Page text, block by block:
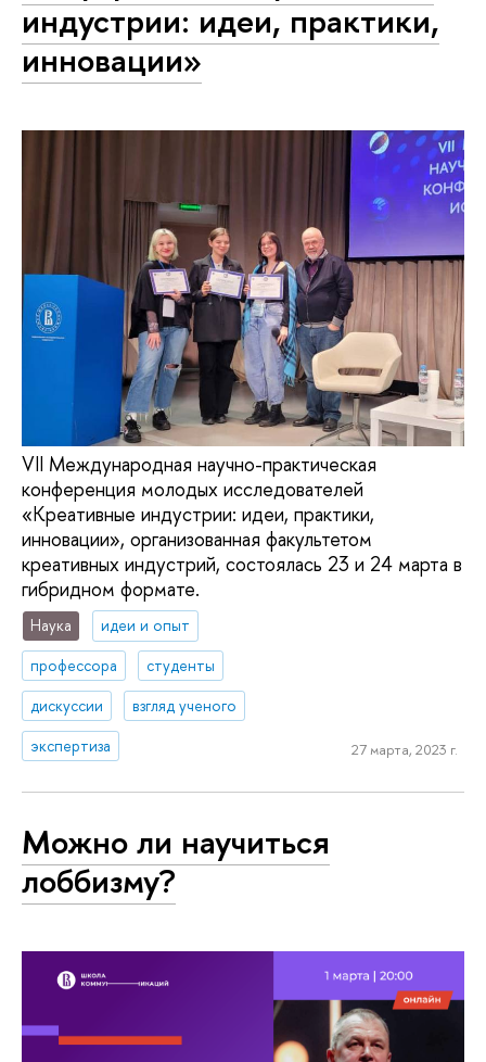
индустрии: идеи, практики,
инновации»
VII Международная научно-практическая
конференция молодых исследователей
«Креативные индустрии: идеи, практики,
инновации», организованная факультетом
креативных индустрий, состоялась 23 и 24 марта в
гибридном формате.
Наука
идеи и опыт
профессора
студенты
дискуссии
взгляд ученого
экспертиза
27 марта, 2023 г.
Можно ли научиться
лоббизму?